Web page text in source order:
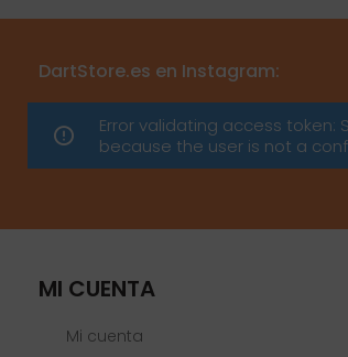
DartStore.es en Instagram:
Error validating access token:
because the user is not a
MI CUENTA
Mi cuenta